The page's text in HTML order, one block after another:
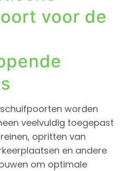
voor de
worden
veelvuldig toegepast
opritten van
en andere
om optimale